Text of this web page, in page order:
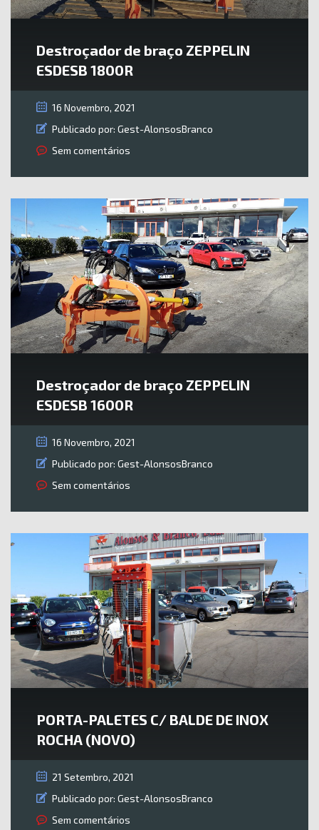
Destroçador de braço ZEPPELIN
ESDESB 1800R
16 Novembro, 2021
Publicado por: Gest-AlonsosBranco
Sem comentários
Destroçador de braço ZEPPELIN
ESDESB 1600R
16 Novembro, 2021
Publicado por: Gest-AlonsosBranco
Sem comentários
PORTA-PALETES C/ BALDE DE INOX
ROCHA (NOVO)
21 Setembro, 2021
Publicado por: Gest-AlonsosBranco
Sem comentários